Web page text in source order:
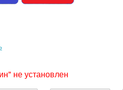
не установлен